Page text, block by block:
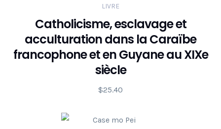
LIVRE
Catholicisme, esclavage et
acculturation dans la Caraïbe
francophone et en Guyane au XIXe
siècle
$25.40